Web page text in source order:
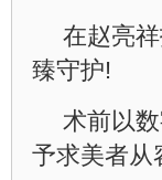
在赵亮
臻守护!
术前以
予求美者从